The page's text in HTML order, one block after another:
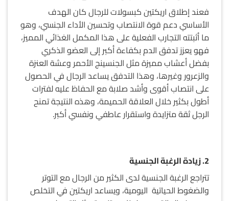
فعند إطلاق اريكتين كبسولات للرجال كان الهدف
الأساسي دعم قوة الانتصاب وتحسين الأداء الجنسي، وهو
ما أثبتته التجارب الفعلية على هذا المكمل الغذائي المميز،
فهو يعزز تدفق الدم بكفاءة أكبر إلى العضو الذكري
بفضل أعشاب مميزة مثل الجنسينج الأحمر وعشة العنزة
والزعرور وغيرها، وهذا التدفق يساعد الرجال في الحصول
على انتصاب أقوى وأشد صلابة مع الحفاظ عليه لفترات
أطول بكثير خلال العلاقة الحميمة، وهذه النتيجة تمنح
الرجل ثقة متزايدة واستقرار عاطفي ونفسي أكبر.
2. زيادة الرغبة الجنسية
تتراجع الرغبة الجنسية لدى الكثير من الرجال مع التوتر
والضغوط الحياتية اليومية، ويساعد اريكتين في التخلص